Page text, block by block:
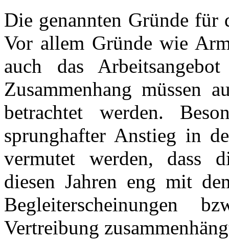
Die genannten Gründe
Vor allem Gründe wie
auch das
Zusammenhang müssen
betrachtet werden.
sprunghafter Anstieg in
vermutet werden, dass
diesen Jahren eng mit
Begleiterscheinungen
Vertreibung